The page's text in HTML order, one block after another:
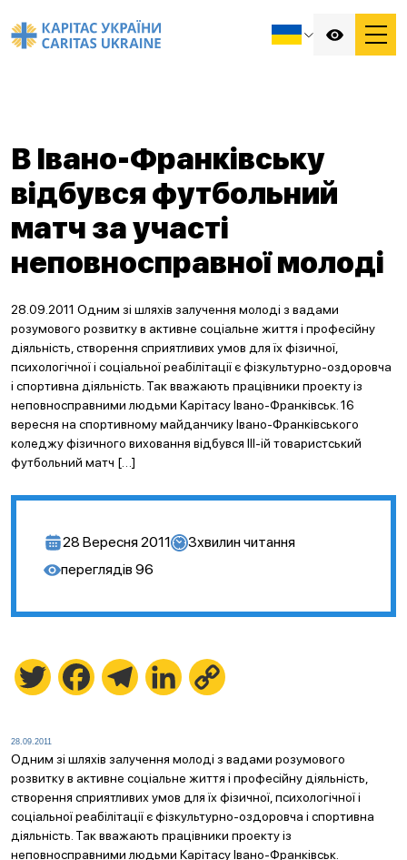
В Івано-Франківську
відбувся футбольний
матч за участі
неповносправної молоді
28.09.2011 Одним зі шляхів залучення молоді з вадами
розумового розвитку в активне соціальне життя і професійну
діяльність, створення сприятливих умов для їх фізичної,
психологічної і соціальної реабілітації є фізкультурно-оздоровча
і спортивна діяльність. Так вважають працівники проекту із
неповносправними людьми Карітасу Івано-Франківськ. 16
вересня на спортивному майданчику Івано-Франківського
коледжу фізичного виховання відбувся ІІІ-ій товаристський
футбольний матч […]
28 Вересня 2011 3хвилин читання
переглядів 96
Twitter FacebookTelegramLinkedIn
28.09.2011
Одним зі шляхів залучення молоді з вадами розумового
розвитку в активне соціальне життя і професійну діяльність,
створення сприятливих умов для їх фізичної, психологічної і
соціальної реабілітації є фізкультурно-оздоровча і спортивна
діяльність. Так вважають працівники проекту із
неповносправними людьми Карітасу Івано-Франківськ.